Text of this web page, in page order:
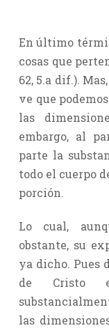
En último
cosas que
62, 5.a dif.).
ve que
las
embargo, al
parte la
todo el cuerpo
porción.
Lo cual,
obstante, su
ya dicho. Pues
de Cristo
las